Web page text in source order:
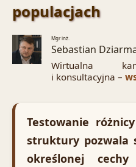
populacjach
Mgr inż.
Sebastian
Wirtualna
i konsultacyjna –
Testowanie
struktury pozwala
określonej